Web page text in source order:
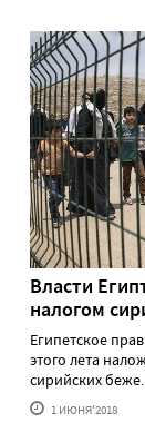
Власти
налогом
Египетское
этого лета
сирийских
1 ИЮНЯ'2018